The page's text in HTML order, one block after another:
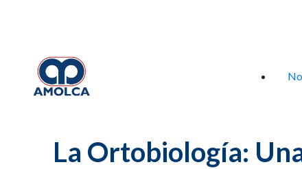
La Ortobiología: